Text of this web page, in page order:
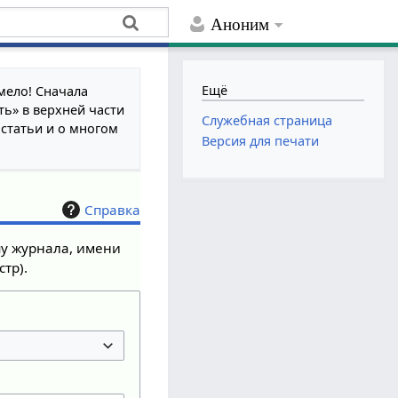
Аноним
Сначала
в верхней части
и о многом
Справка
журнала, имени
Ещё
Служебная страница
Версия для печати